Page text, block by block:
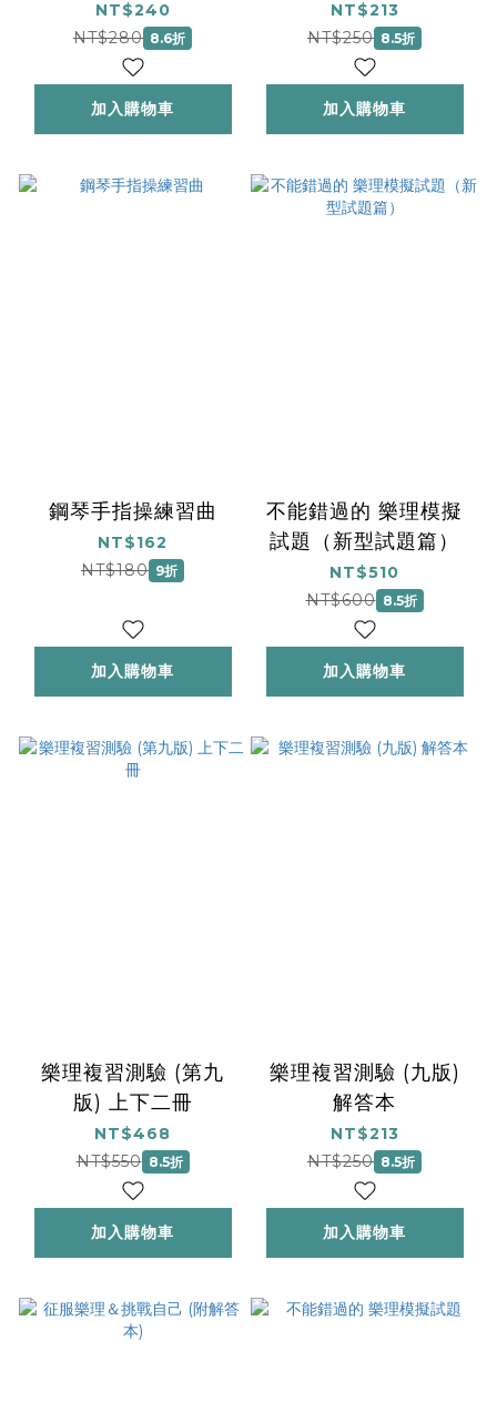
NT$240
NT$280 8.6折
加入購物車
NT$213
NT$250 8.5折
加入購物車
鋼琴手指操練習曲
NT$162
NT$180 9折
加入購物車
不能錯過的 樂理模擬
試題（新型試題篇）
NT$510
NT$600 8.5折
加入購物車
樂理複習測驗 (第九
版) 上下二冊
NT$468
NT$550 8.5折
加入購物車
樂理複習測驗 (九版)
解答本
NT$213
NT$250 8.5折
加入購物車